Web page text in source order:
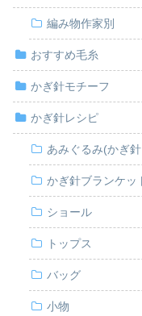
編み物作家別
おすすめ毛糸
かぎ針モチーフ
かぎ針レシピ
あみぐるみ(かぎ針
かぎ針ブランケッ
ショール
トップス
バッグ
小物